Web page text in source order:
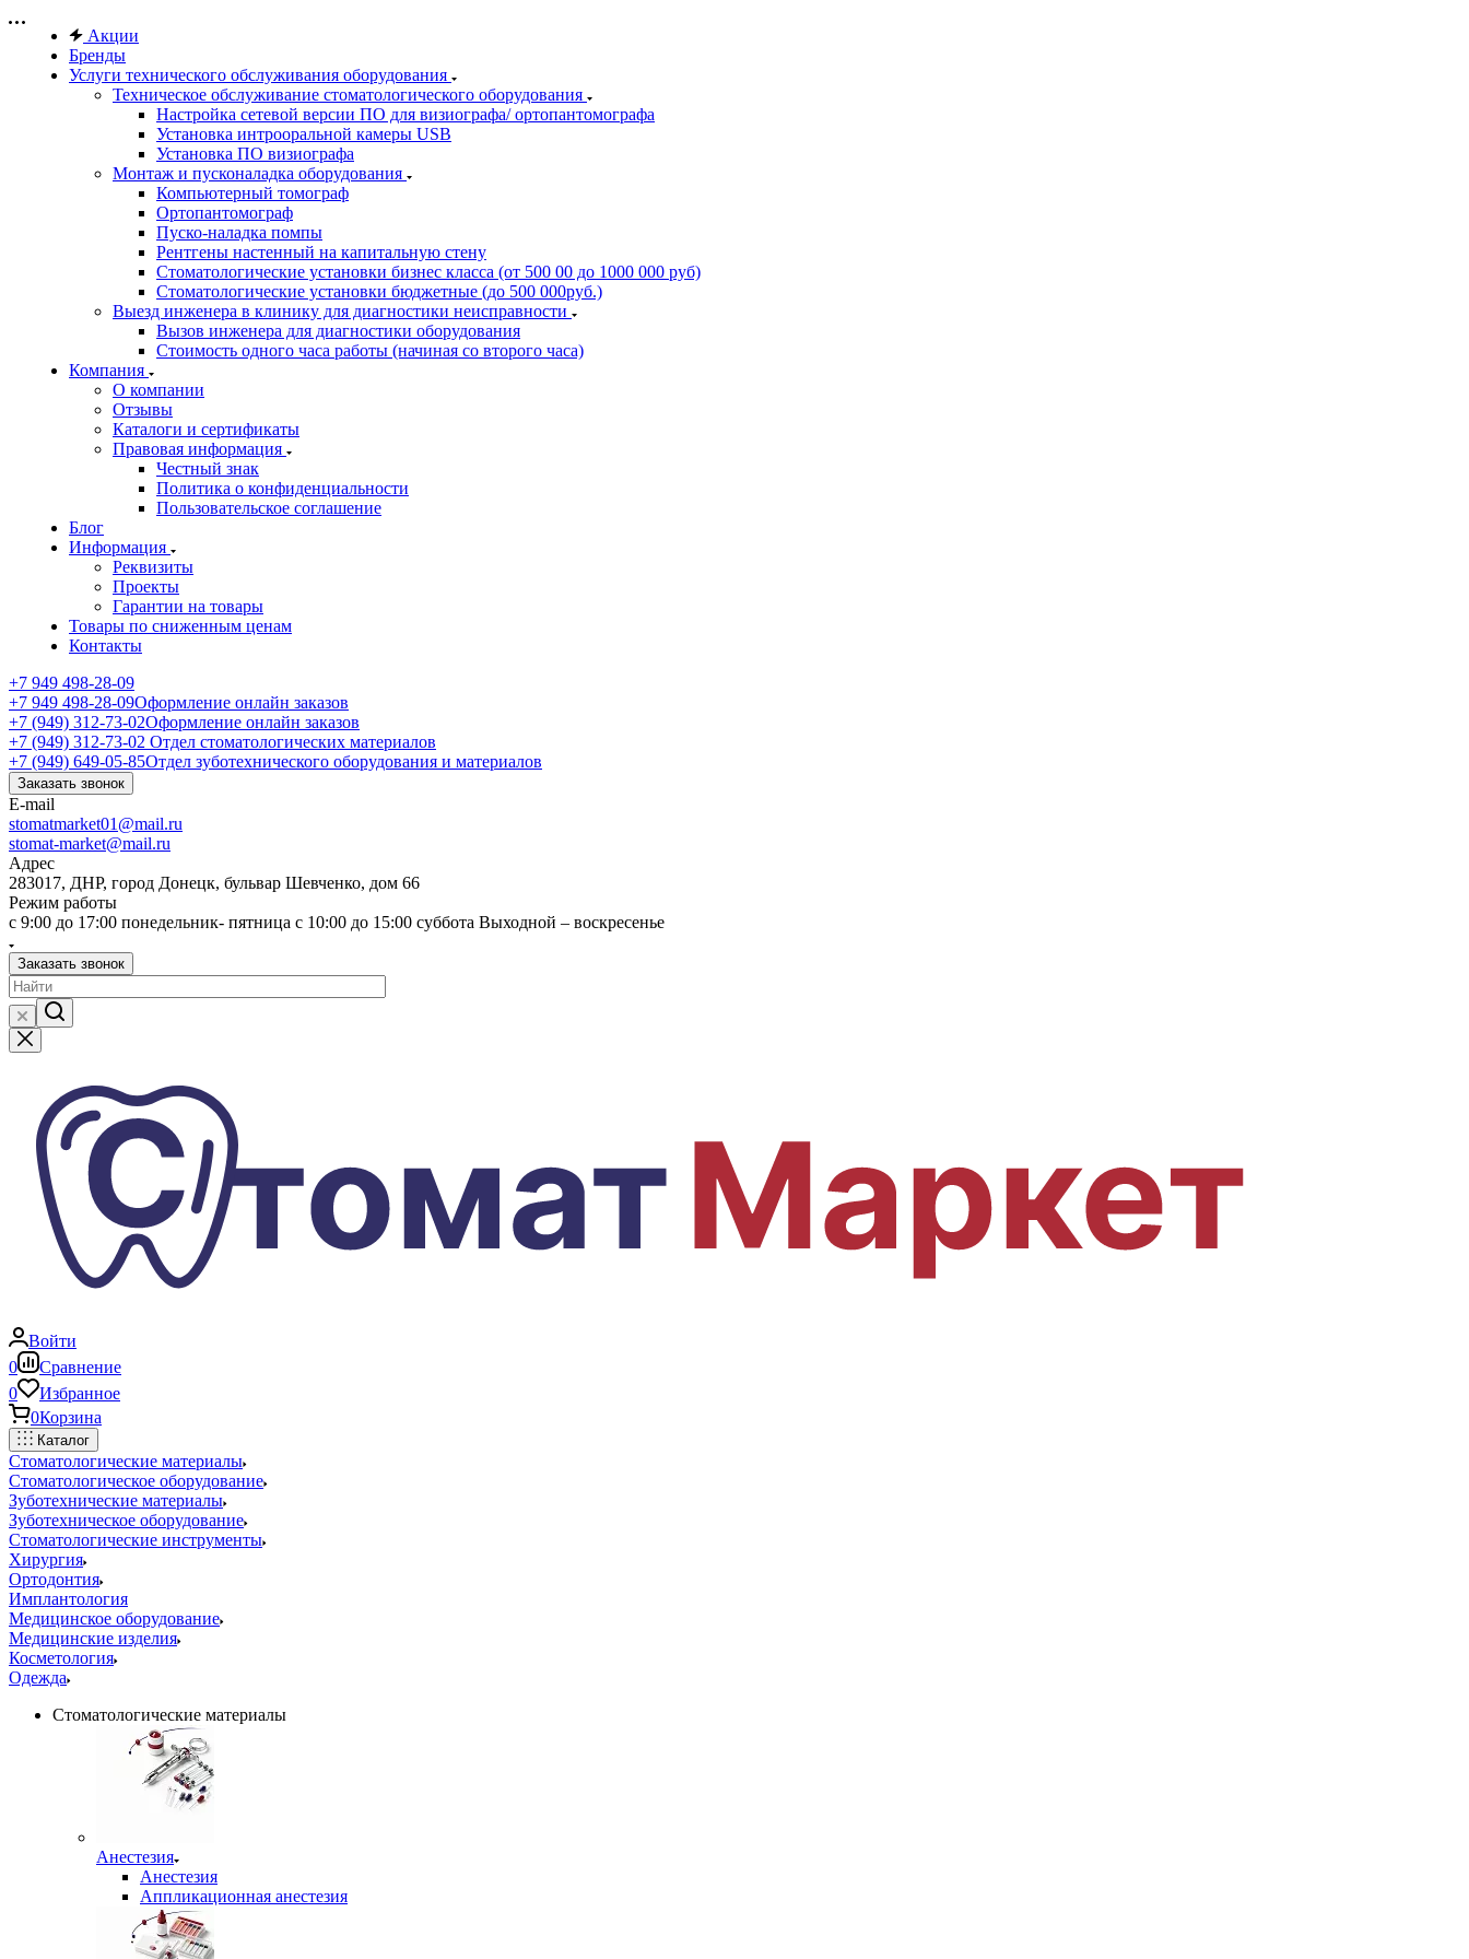
Акции
Бренды
Услуги технического обслуживания оборудования
Техническое обслуживание стоматологического оборудования
Настройка сетевой версии ПО для визиографа/ ортопантомографа
Установка интрооральной камеры USB
Установка ПО визиографа
Монтаж и пусконаладка оборудования
Компьютерный томограф
Ортопантомограф
Пуско-наладка помпы
Рентгены настенный на капитальную стену
Стоматологические установки бизнес класса (от 500 00 до 1000 000 руб)
Стоматологические установки бюджетные (до 500 000руб.)
Выезд инженера в клинику для диагностики неисправности
Вызов инженера для диагностики оборудования
Стоимость одного часа работы (начиная со второго часа)
Компания
О компании
Отзывы
Каталоги и сертификаты
Правовая информация
Честный знак
Политика о конфиденциальности
Пользовательское соглашение
Блог
Информация
Реквизиты
Проекты
Гарантии на товары
Товары по сниженным ценам
Контакты
+7 949 498-28-09
+7 949 498-28-09Оформление онлайн заказов
+7 (949) 312-73-02Оформление онлайн заказов
+7 (949) 312-73-02 Отдел стоматологических материалов
+7 (949) 649-05-85Отдел зуботехнического оборудования и материалов
Заказать звонок
E-mail
stomatmarket01@mail.ru
stomat-market@mail.ru
Адрес
283017, ДНР, город Донецк, бульвар Шевченко, дом 66
Режим работы
с 9:00 до 17:00 понедельник- пятница с 10:00 до 15:00 суббота Выходной – воскресенье
Заказать звонок
Войти
0
Сравнение
0
Избранное
0Корзина
Каталог
Стоматологические материалы
Стоматологическое оборудование
Зуботехнические материалы
Зуботехническое оборудование
Стоматологические инструменты
Хирургия
Ортодонтия
Имплантология
Медицинское оборудование
Медицинские изделия
Косметология
Одежда
Стоматологические материалы
Анестезия
Анестезия
Аппликационная анестезия